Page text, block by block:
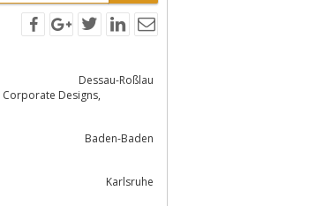
Dessau-Roßlau
Baden-Baden
Karlsruhe